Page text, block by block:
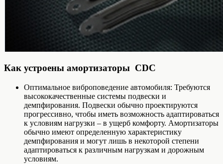
Как устроены амортизаторы CDC
Оптимальное виброповедение автомобиля: Требуются
высококачественные системы подвески и
демпфирования. Подвески обычно проектируются
прогрессивно, чтобы иметь возможность адаптироваться
к условиям нагрузки – в ущерб комфорту. Амортизаторы
обычно имеют определенную характеристику
демпфирования и могут лишь в некоторой степени
адаптироваться к различным нагрузкам и дорожным
условиям.